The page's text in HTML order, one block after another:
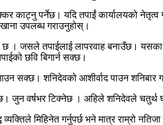
पर्नेछ। यदि तपाईं कार्यालयको नेतृत्व
उपलब्ध गराउनुहोस्।
छ । जसले तपाईलाई लापरवाह बनाउँछ।
छवि बिगार्न सक्छ।
शनिदेवको आशीर्वाद पाउन शनिबार
जुन वर्षभर टिक्नेछ । अहिले शनिदेवले चतुर्थ
मिहिनेत गर्नुपर्छ भने मात्र राम्रो